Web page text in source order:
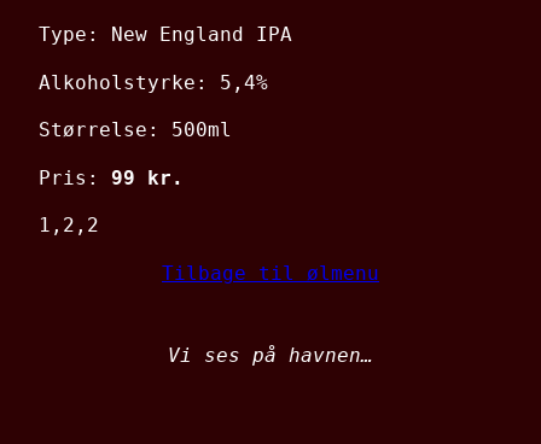
Type: New England IPA
Alkoholstyrke: 5,4%
Størrelse: 500ml
Pris: 99 kr.
1,2,2
Tilbage til ølmenu
Vi ses på havnen…